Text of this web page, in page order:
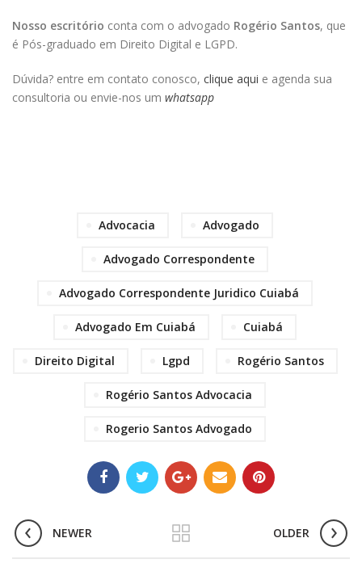
Nosso escritório conta com o advogado Rogério Santos, que
é Pós-graduado em Direito Digital e LGPD.
Dúvida? entre em contato conosco, clique aqui e agenda sua
consultoria ou envie-nos um whatsapp
Advocacia Advogado
Advogado Correspondente
Advogado Correspondente Juridico Cuiabá
Advogado Em Cuiabá Cuiabá
Direito Digital Lgpd Rogério Santos
Rogério Santos Advocacia
Rogerio Santos Advogado
NEWER OLDER